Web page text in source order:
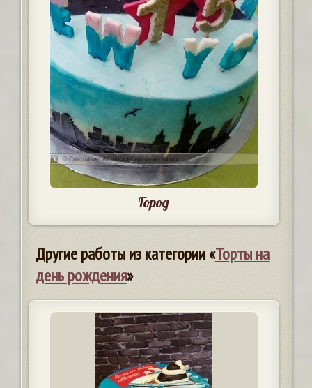
Город
Другие работы из категории «Торты на
день рождения»